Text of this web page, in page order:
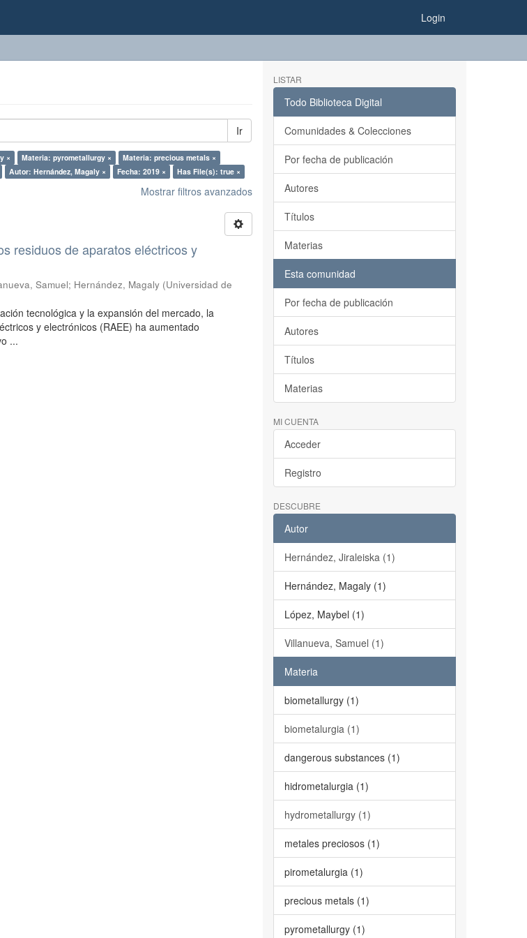
Login
Ir
× Materia: pyrometallurgy ×
Materia: precious metals ×
Autor: Hernández, Magaly × Fecha: 2019 × Has File(s): true ×
Mostrar filtros avanzados
residuos de aparatos eléctricos y
Samuel; Hernández, Magaly (Universidad de
tecnológica y la expansión del mercado, la
y electrónicos (RAEE) ha aumentado
...
LISTAR
Todo Biblioteca Digital
Comunidades & Colecciones
Por fecha de publicación
Autores
Títulos
Materias
Esta comunidad
Por fecha de publicación
Autores
Títulos
Materias
MI CUENTA
Acceder
Registro
DESCUBRE
Autor
Hernández, Jiraleiska (1)
Hernández, Magaly (1)
López, Maybel (1)
Villanueva, Samuel (1)
Materia
biometallurgy (1)
biometalurgia (1)
dangerous substances (1)
hidrometalurgia (1)
hydrometallurgy (1)
metales preciosos (1)
pirometalurgia (1)
precious metals (1)
pyrometallurgy (1)